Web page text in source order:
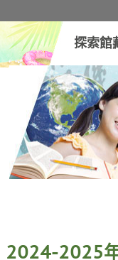
探索館
2024-2025年